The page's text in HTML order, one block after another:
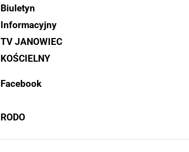
Biuletyn
Informacyjny
TV JANOWIEC
KOŚCIELNY
Facebook
RODO